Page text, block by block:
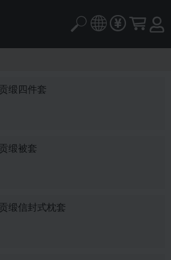
贡缎四件套
贡缎被套
贡缎信封式枕套